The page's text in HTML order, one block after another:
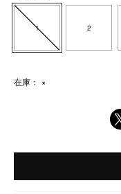
1 2
在庫： ×